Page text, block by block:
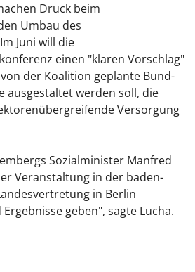
Druck beim
Umbau des
Juni will die
einen "klaren Vorschlag"
der Koalition geplante Bund-
ausgestaltet werden soll, die
Versorgung
Sozialminister Manfred
Veranstaltung in der baden-
in Berlin
geben", sagte Lucha.